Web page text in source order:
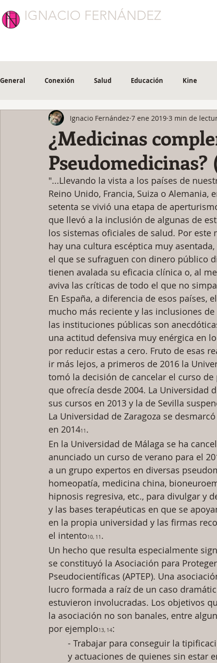
IGNACIO FERNÁNDEZ
General Conexión Salud Educación Kine
¿Medicinas
Pseudomedicinas?
Ignacio Fernández 7 ene 2019 3 min de
"...Llevando la vista a los países de
Reino Unido, Francia, Suiza o Alemania,
setenta se vivió una etapa de
que llevó a la inclusión de algunas de
los sistemas oficiales de salud. Por este
hay una cultura escéptica muy
el que se sufraguen con dinero público
tienen avalada su eficacia clínica o, al
aviva las críticas de todo el que no
En España, a diferencia de esos países,
mucho más reciente y las inclusiones
las instituciones públicas son
una actitud defensiva muy enérgica en
por reducir estas a cero. Fruto de esas
ir más lejos, a primeros de 2016 la
tomó la decisión de cancelar el curso
que ofrecía desde 2004. La Universidad
sus cursos en 2013 y la de Sevilla
La Universidad de Zaragoza se
en 201411 .
En la Universidad de Málaga se ha
anunciado un curso de verano para el
a un grupo expertos en diversas
homeopatía, medicina china,
hipnosis regresiva, etc., para divulgar y
y las bases terapéuticas en que se
en la propia universidad y las firmas
el intento10, 11 .
Un hecho que resulta especialmente
se constituyó la Asociación para
Pseudocientíficas (APTEP). Una
lucro formada a raíz de un caso
estuvieron involucradas. Los objetivos
la asociación no son banales, entre
por ejemplo13, 14:
- Trabajar para conseguir la
y actuaciones de quienes sin estar